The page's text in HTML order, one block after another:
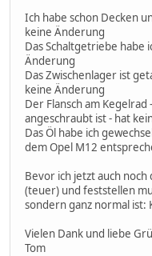
Ich habe schon Decken
keine Änderung
Das Schaltgetriebe habe
Änderung
Das Zwischenlager ist
keine Änderung
Der Flansch am Kegelrad
angeschraubt ist - hat
Das Öl habe ich
dem Opel M12
Bevor ich jetzt auch
(teuer) und feststellen
sondern ganz normal ist:
Vielen Dank und liebe
Tom